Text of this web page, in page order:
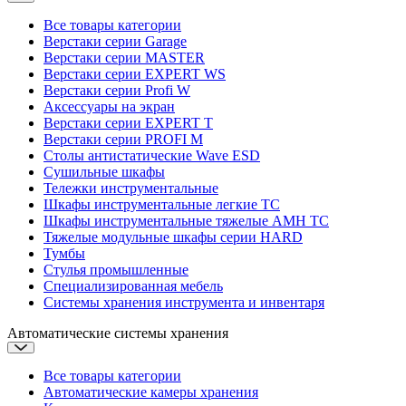
Все товары категории
Верстаки серии Garage
Верстаки серии MASTER
Верстаки серии EXPERT WS
Верстаки серии Profi W
Аксессуары на экран
Верстаки серии EXPERT T
Верстаки серии PROFI M
Столы антистатические Wave ESD
Cушильные шкафы
Тележки инструментальные
Шкафы инструментальные легкие ТС
Шкафы инструментальные тяжелые AMH TC
Тяжелые модульные шкафы серии HARD
Тумбы
Стулья промышленные
Cпециализированная мебель
Системы хранения инструмента и инвентаря
Автоматические системы хранения
Все товары категории
Автоматические камеры хранения